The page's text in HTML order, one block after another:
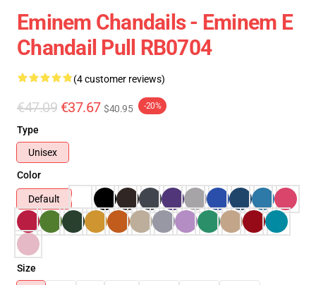
Eminem Chandails - Eminem E
Chandail Pull RB0704
(4 customer reviews)
€47.09 €37.67 $40.95 -20%
Type
Unisex
Color
Default
Size